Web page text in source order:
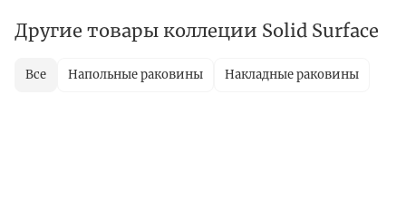
Другие товары коллеции Solid Surface
Все Напольные раковины Накладные раковины